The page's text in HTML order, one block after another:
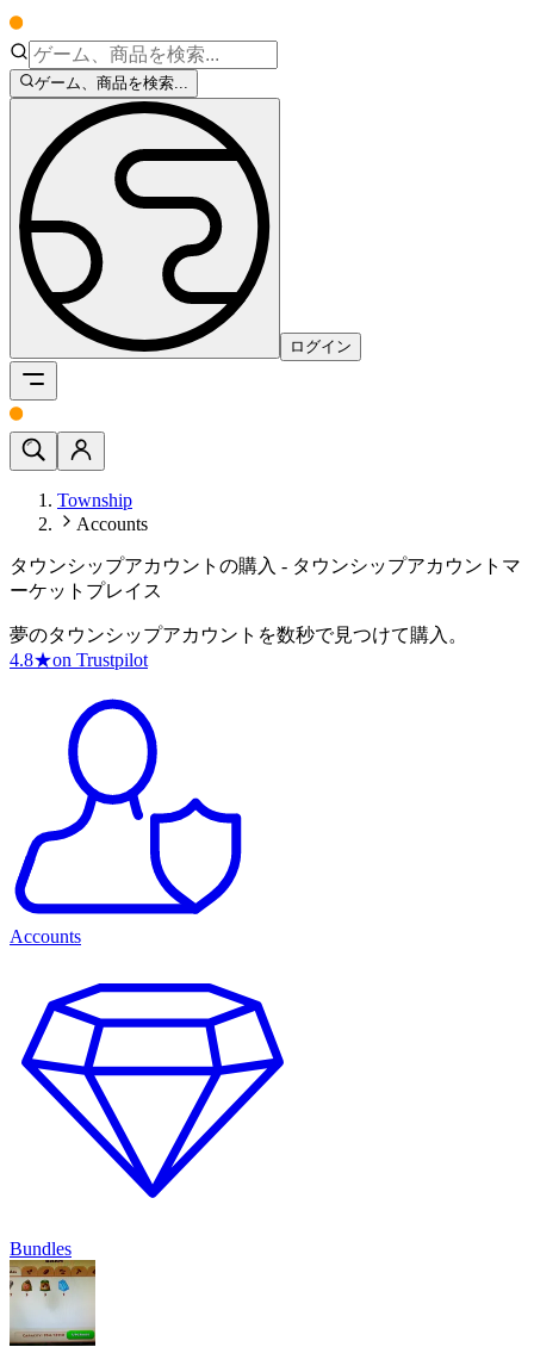
ゲーム、商品を検索...
ログイン
Township
Accounts
タウンシップアカウントの購入 - タウンシップアカウントマ
ーケットプレイス
夢のタウンシップアカウントを数秒で見つけて購入。
4.8★on Trustpilot
Accounts
Bundles